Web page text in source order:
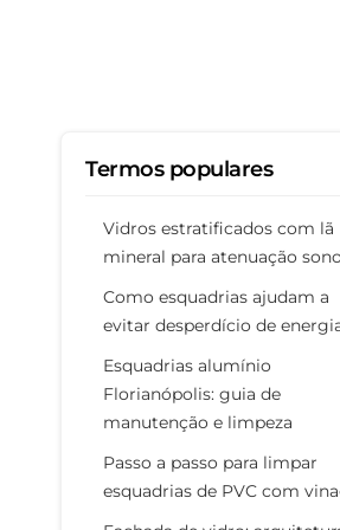
Termos populares
Vidros estratificados com lã
mineral para atenuação
Como esquadrias ajudam a
evitar desperdício de
Esquadrias alumínio
Florianópolis: guia de
manutenção e limpeza
Passo a passo para limpar
esquadrias de PVC com